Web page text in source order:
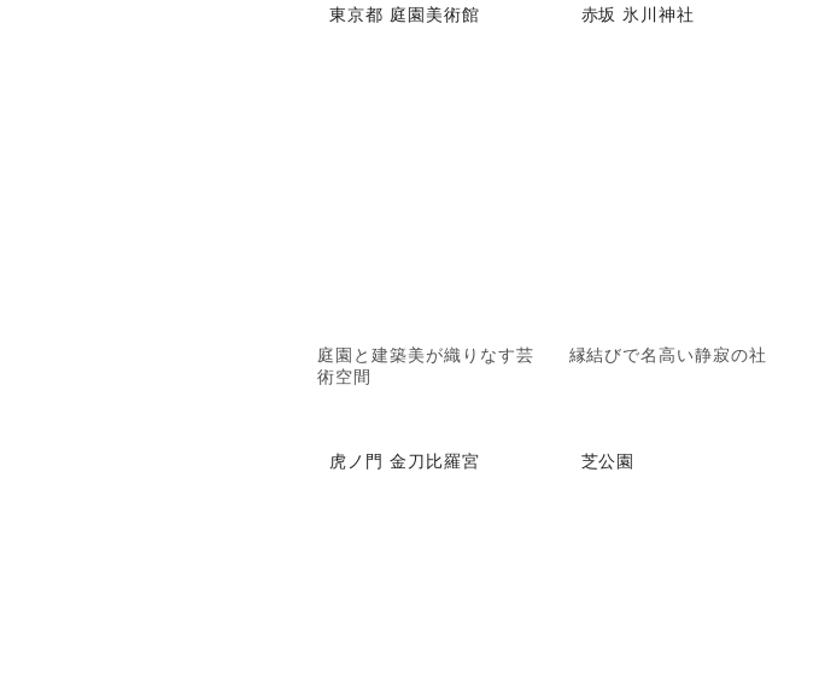
東京都 庭園美術館
庭園と建築美が織りなす芸
術空間
赤坂 氷川神社
縁結びで名高い静寂の社
虎ノ門 金刀比羅宮 芝公園